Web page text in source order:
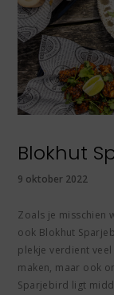
Blokhut
9 oktober 2022
Zoals je misschien
ook Blokhut
plekje verdient
maken, maar ook
Sparjebird ligt